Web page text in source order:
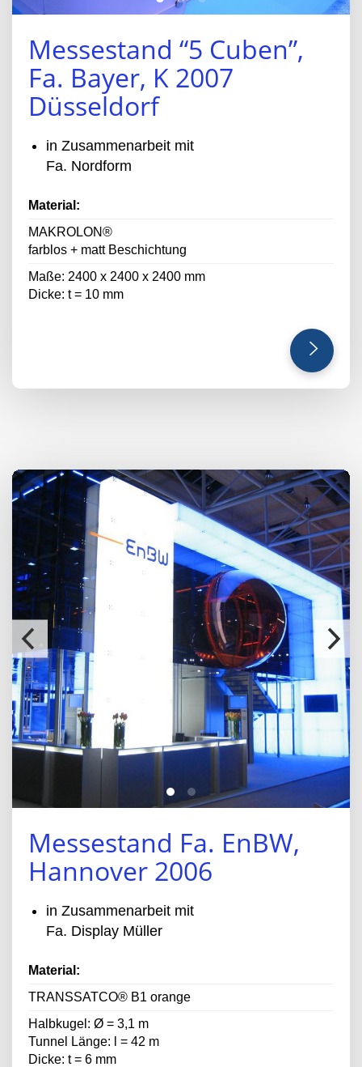
Messestand “5 Cuben”,
Fa. Bayer, K 2007
Düsseldorf
in Zusammenarbeit mit
Fa. Nordform
Material:
MAKROLON®
farblos + matt Beschichtung
Maße: 2400 x 2400 x 2400 mm
Dicke: t = 10 mm
Messestand Fa. EnBW,
Hannover 2006
in Zusammenarbeit mit
Fa. Display Müller
Material:
TRANSSATCO® B1 orange
Halbkugel: Ø = 3,1 m
Tunnel Länge: l = 42 m
Dicke: t = 6 mm